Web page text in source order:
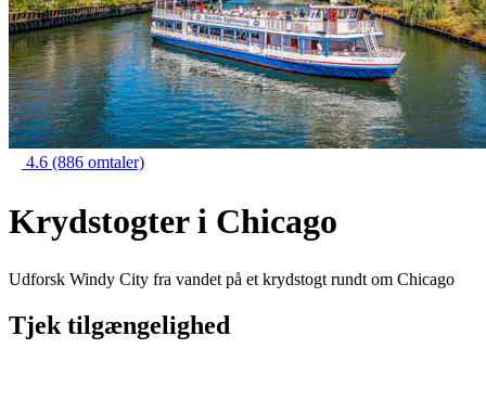
4.6 (886 omtaler)
Krydstogter i Chicago
Udforsk Windy City fra vandet på et krydstogt rundt om Chicago
Tjek tilgængelighed